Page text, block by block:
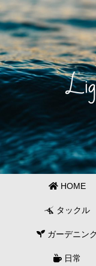
HOME
タックル
ガーデニン
日常